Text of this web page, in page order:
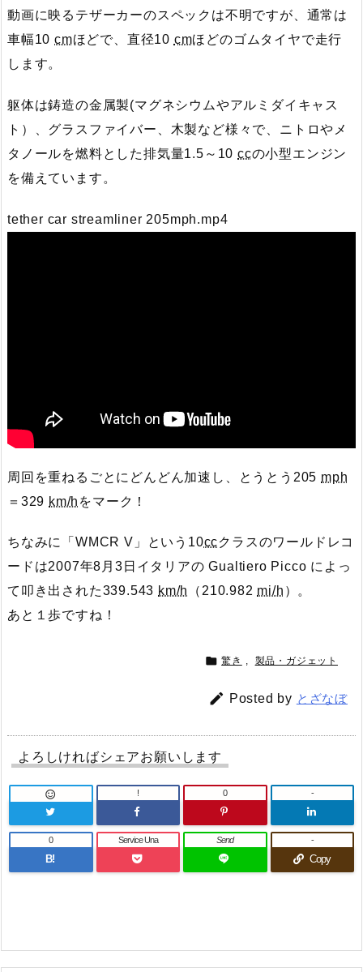
動画に映るテザーカーのスペックは不明ですが、通常は
車幅10 cmほどで、直径10 cmほどのゴムタイヤで走行
します。
躯体は鋳造の金属製(マグネシウムやアルミダイキャス
ト）、グラスファイバー、木製など様々で、ニトロやメ
タノールを燃料とした排気量1.5～10 ccの小型エンジン
を備えています。
tether car streamliner 205mph.mp4
周回を重ねるごとにどんどん加速し、とうとう205 mph
＝329 km/h をマーク！
ちなみに「WMCR V」という10ccクラスのワールドレコ
ードは2007年8月3日イタリアの Gualtiero Picco によっ
て叩き出された339.543 km/h （210.982 mi/h ）。
あと１歩ですね！
 驚き , 製品・ガジェット
 Posted by とざなぼ
よろしければシェアお願いします
 ! 0 -
B!
0 Service Una Send
Copy
-